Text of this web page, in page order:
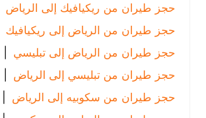
حجز طيران من ريكيافيك إلى الرياض
|
حجز طيران من الرياض إلى ريكيافيك |
حجز طيران من الرياض إلى تبليسي |
حجز طيران من تبليسي إلى الرياض
|
حجز طيران من سكوبيه إلى الرياض
|